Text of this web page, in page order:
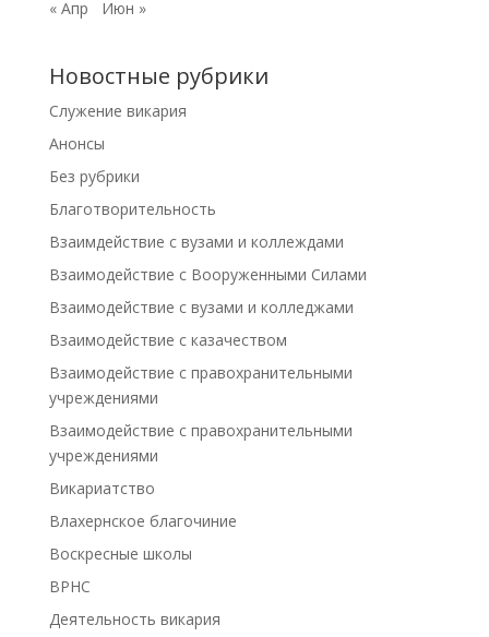
« Апр Июн »
Новостные рубрики
Cлужение викария
Анонсы
Без рубрики
Благотворительность
Взаимдействие с вузами и коллеждами
Взаимодействие с Вооруженными Силами
Взаимодействие с вузами и колледжами
Взаимодействие с казачеством
Взаимодействие с правохранительными
учреждениями
Взаимодействие с правохранительными
учреждениями
Викариатство
Влахернское благочиние
Воскресные школы
ВРНС
Деятельность викария